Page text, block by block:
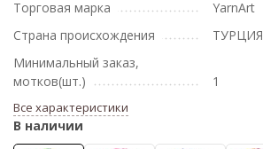
Торговая марка
YarnArt
Страна происхождения
ТУРЦИЯ
Минимальный заказ,
мотков(шт.)
1
Все характеристики
В наличии